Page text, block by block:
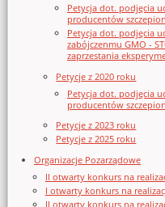
Petycja dot. podjęcia
producentów
Petycja dot. podjęcia
zabójczenmu GMO -
zaprzestania
Petycje z 2020 roku
Petycja dot. podjęcia
producentów
Petycje z 2023 roku
Petycje z 2025 roku
Organizacje Pozarządowe
II otwarty konkurs na
I otwarty konkurs na
II otwarty konkurs na